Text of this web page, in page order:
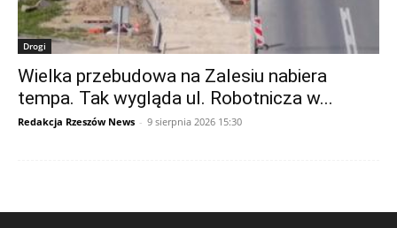
Drogi
Wielka przebudowa na Zalesiu nabiera
tempa. Tak wygląda ul. Robotnicza w...
Redakcja Rzeszów News - 9 sierpnia 2026 15:30